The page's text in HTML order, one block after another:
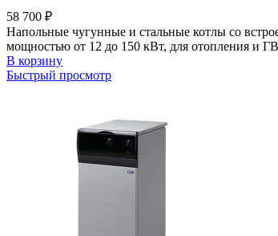
58 700 ₽
Напольные чугунные и стальные котлы со
мощностью от 12 до 150 кВт, для отопления и
В корзину
Быстрый просмотр